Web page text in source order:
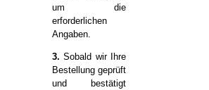
um die
erforderlichen
Angaben.
3. Sobald wir Ihre
Bestellung geprüft
und bestätigt